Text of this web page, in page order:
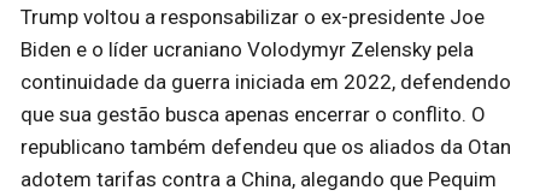
Trump voltou a responsabilizar o ex-presidente Joe
Biden e o líder ucraniano Volodymyr Zelensky pela
continuidade da guerra iniciada em 2022, defendendo
que sua gestão busca apenas encerrar o conflito. O
republicano também defendeu que os aliados da Otan
adotem tarifas contra a China, alegando que Pequim